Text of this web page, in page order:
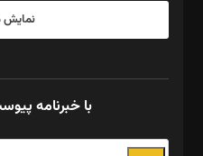
نمایش
با خبرنامه